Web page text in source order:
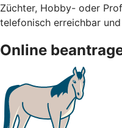
Züchter, Hobby- oder
telefonisch erreichbar
Online